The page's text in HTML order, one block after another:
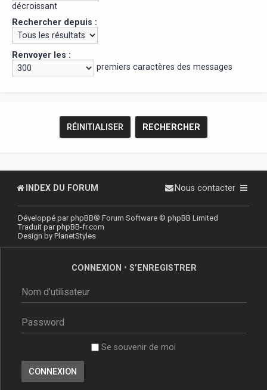
décroissant
Rechercher depuis :
Renvoyer les :
premiers caractères des messages
INDEX DU FORUM Nous contacter
Développé parphpBB® Forum Software © phpBB Limited
Traduit parphpBB-fr.com
Design by PlanetStyles
CONNEXION • S’ENREGISTRER
Se souvenir de moi